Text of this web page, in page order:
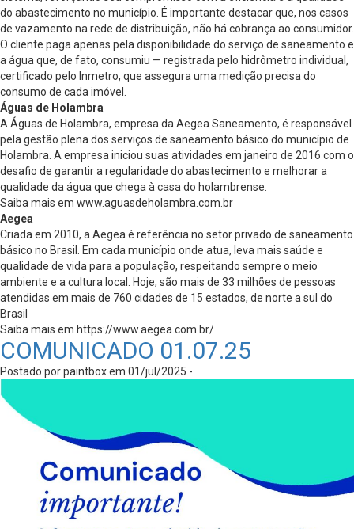
do abastecimento no município. É importante destacar que, nos casos
de vazamento na rede de distribuição, não há cobrança ao consumidor.
O cliente paga apenas pela disponibilidade do serviço de saneamento e
a água que, de fato, consumiu — registrada pelo hidrômetro individual,
certificado pelo Inmetro, que assegura uma medição precisa do
consumo de cada imóvel.
Águas de Holambra
A Águas de Holambra, empresa da Aegea Saneamento, é responsável
pela gestão plena dos serviços de saneamento básico do município de
Holambra. A empresa iniciou suas atividades em janeiro de 2016 com o
desafio de garantir a regularidade do abastecimento e melhorar a
qualidade da água que chega à casa do holambrense.
Saiba mais em www.aguasdeholambra.com.br
Aegea
Criada em 2010, a Aegea é referência no setor privado de saneamento
básico no Brasil. Em cada município onde atua, leva mais saúde e
qualidade de vida para a população, respeitando sempre o meio
ambiente e a cultura local. Hoje, são mais de 33 milhões de pessoas
atendidas em mais de 760 cidades de 15 estados, de norte a sul do
Brasil
Saiba mais em https://www.aegea.com.br/
COMUNICADO 01.07.25
Postado por paintbox em 01/jul/2025 -